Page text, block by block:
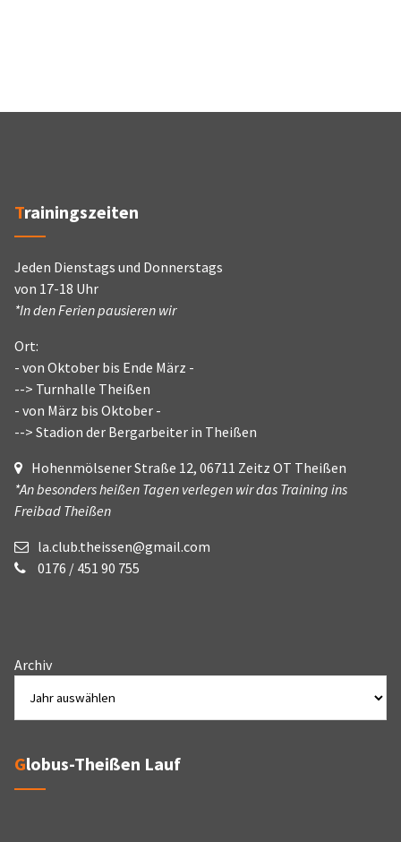
Trainingszeiten
Jeden Dienstags und Donnerstags
von 17-18 Uhr
*In den Ferien pausieren wir
Ort:
- von Oktober bis Ende März -
--> Turnhalle Theißen
- von März bis Oktober -
--> Stadion der Bergarbeiter in Theißen
Hohenmölsener Straße 12, 06711 Zeitz OT Theißen
*An besonders heißen Tagen verlegen wir das Training ins
Freibad Theißen
la.club.theissen@gmail.com
0176 / 451 90 755
Archiv
Globus-Theißen Lauf